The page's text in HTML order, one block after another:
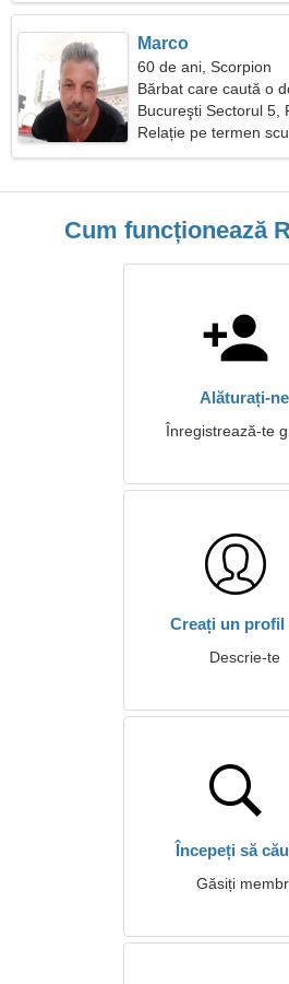
Marco
60 de ani, Scorpion
Bărbat care caută o
Bucureşti Sectorul 5,
Relație pe termen
Cum funcționează
Alăturați-ne
Înregistrează-te
Creați un profil
Descrie-te
Începeți să
Găsiți